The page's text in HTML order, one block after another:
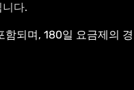
다.
되며, 180일 요금제의 경